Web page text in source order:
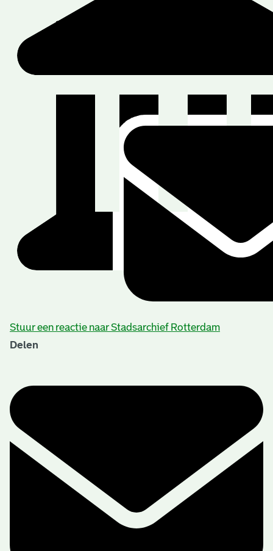
Stuur een reactie naar Stadsarchief Rotterdam
Delen